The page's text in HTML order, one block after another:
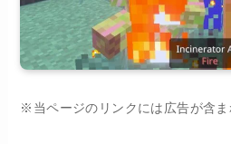
※当ページのリンクには広告が含ま